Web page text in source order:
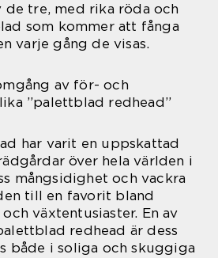
de tre, med rika röda och
som kommer att fånga
varje gång de visas.
av för- och
”palettblad redhead”
har varit en uppskattad
över hela världen i
mångsidighet och vackra
till en favorit bland
växtentusiaster. En av
redhead är dess
både i soliga och skuggiga